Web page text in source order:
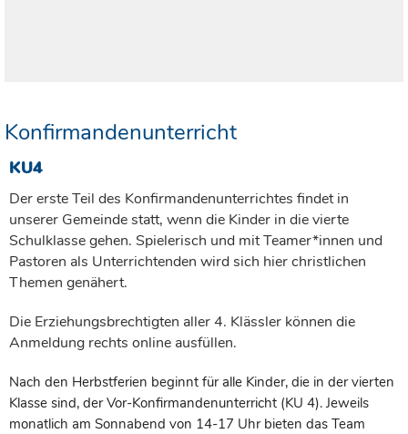
Konfirmandenunterricht
KU4
Der erste Teil des Konfirmandenunterrichtes findet in
unserer Gemeinde statt, wenn die Kinder in die vierte
Schulklasse gehen. Spielerisch und mit Teamer*innen und
Pastoren als Unterrichtenden wird sich hier christlichen
Themen genähert.
Die Erziehungsbrechtigten aller 4. Klässler können die
Anmeldung rechts online ausfüllen.
Nach den Herbstferien beginnt für alle Kinder, die in der vierten
Klasse sind, der Vor-Konfirmandenunterricht (KU 4). Jeweils
monatlich am Sonnabend von 14-17 Uhr bieten das Team